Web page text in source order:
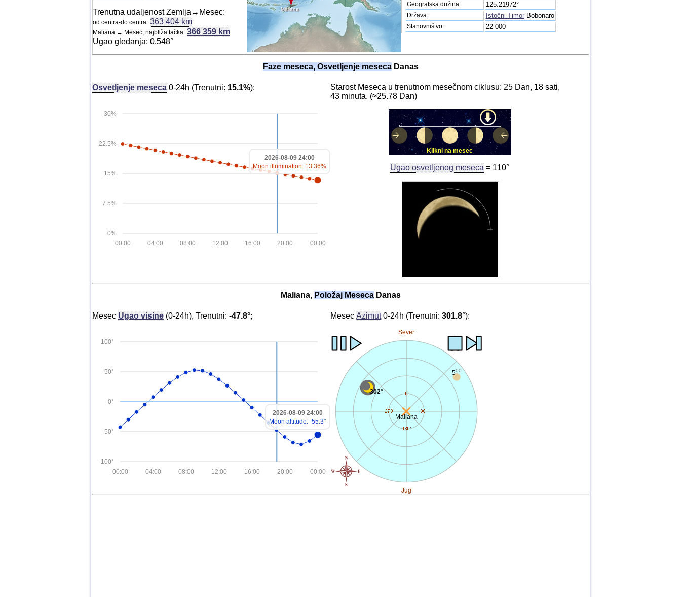
Trenutna udaljenost Zemlja↔Mesec:
od centra-do centra: 363 404 km
Maliana ↔ Mesec, najbliža tačka: 366 359 km
Ugao gledanja: 0.548°
Maliana
Geografska dužina: 125.21972°
Država: Istočni TimorBobonaro
Stanovništvo: 22 000
Faze meseca, Osvetljenje mesecaDanas
Osvetljenje meseca 0-24h (Trenutni: 15.1%):
0%
7.5%
15%
22.5%
30%
00:00
20:00
16:00
12:00
08:00
04:00
00:00
2026-08-09 24:00
Moon illumination: 13.36%
Starost Meseca u trenutnom mesečnom ciklusu: 25 Dan, 18 sati,
43 minuta. (≈25.78 Dan)
Klikni na mesec
Ugao osvetljenog meseca = 110°
Maliana, Položaj MesecaDanas
Mesec Ugao visine (0-24h), Trenutni: -47.8°;
-100°
-50°
0°
50°
100°
00:00
20:00
16:00
12:00
08:00
04:00
00:00
2026-08-09 24:00
Moon altitude: -55.3°
MesecAzimut0-24h (Trenutni:301.8°):
Sever
Maliana
600
302°
Jug